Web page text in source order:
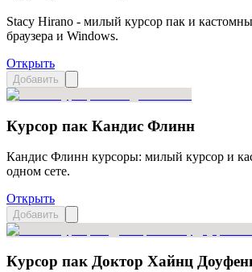
Stacy Hirano - милый курсор пак и
браузера и Windows.
Открыть
Добавить
Курсор пак Кандис Флинн
Кандис Флинн курсоры: милый курсор и
одном сете.
Открыть
Добавить
Курсор пак Доктор Хайнц